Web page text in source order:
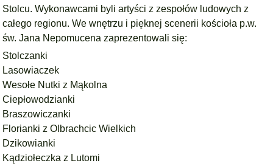
Stolcu. Wykonawcami byli artyści z zespołów ludowych z
całego regionu. We wnętrzu i pięknej scenerii kościoła p.w.
św. Jana Nepomucena zaprezentowali się:
Stolczanki
Lasowiaczek
Wesołe Nutki z Mąkolna
Ciepłowodzianki
Braszowiczanki
Florianki z Olbrachcic Wielkich
Dzikowianki
Kądziołeczka z Lutomi